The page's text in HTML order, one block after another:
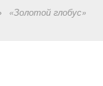
«Золотой глобус»